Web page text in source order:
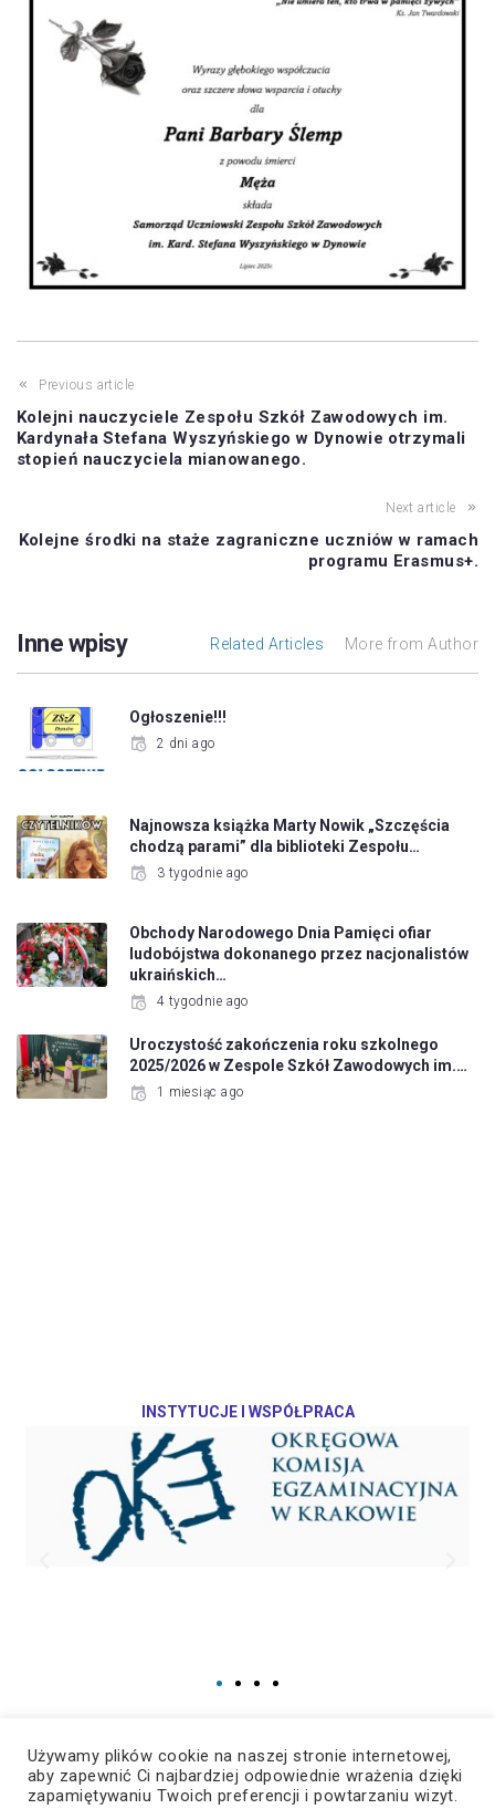
Previous article
Kolejni nauczyciele Zespołu Szkół Zawodowych im.
Kardynała Stefana Wyszyńskiego w Dynowie otrzymali
stopień nauczyciela mianowanego.
Next article
Kolejne środki na staże zagraniczne uczniów w ramach
programu Erasmus+.
Inne wpisy Related Articles More from Author
Ogłoszenie!!!
2 dni ago
Najnowsza książka Marty Nowik „Szczęścia
chodzą parami” dla biblioteki Zespołu…
3 tygodnie ago
Obchody Narodowego Dnia Pamięci ofiar
ludobójstwa dokonanego przez nacjonalistów
ukraińskich…
4 tygodnie ago
Uroczystość zakończenia roku szkolnego
2025/2026 w Zespole Szkół Zawodowych im.…
1 miesiąc ago
INSTYTUCJE I WSPÓŁPRACA
Używamy plików cookie na naszej stronie internetowej,
aby zapewnić Ci najbardziej odpowiednie wrażenia dzięki
zapamiętywaniu Twoich preferencji i powtarzaniu wizyt.